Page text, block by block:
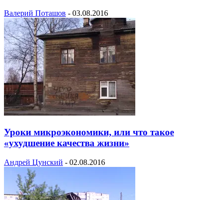
Валерий Поташов - 03.08.2016
Уроки микроэкономики, или что такое
«ухудшение качества жизни»
Андрей Цунский - 02.08.2016